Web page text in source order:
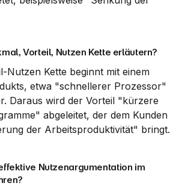
Vorteil, Nutzen Kette erläutern?
Nutzen Kette beginnt mit einem
etwa "schnellerer Prozessor"
Daraus wird der Vorteil "kürzere
abgeleitet, der dem Kunden
der Arbeitsproduktivität" bringt.
Nutzenargumentation im